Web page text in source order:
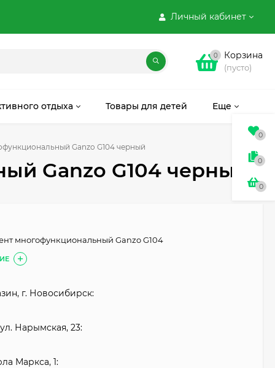
Личный кабинет
0 Корзина
(пусто)
отдыха Товары для детей Еще
Ganzo G104 черный
Ganzo G104 черный
многофункциональный Ganzo G104
г. Новосибирск:
Нарымская, 23:
Маркса, 1:
0
0
0